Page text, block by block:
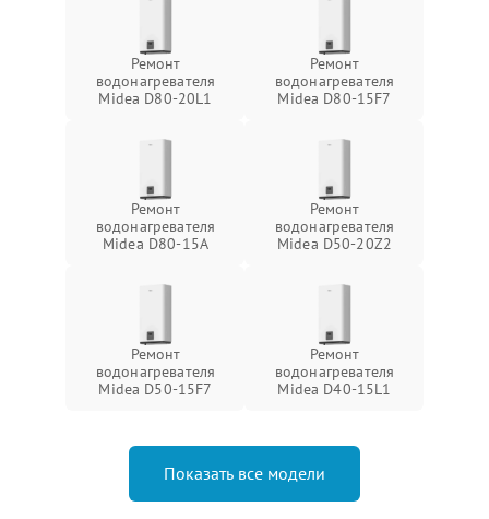
Ремонт
водонагревателя
Midea D80-20L1
Ремонт
водонагревателя
Midea D80-15F7
Ремонт
водонагревателя
Midea D80-15A
Ремонт
водонагревателя
Midea D50-20Z2
Ремонт
водонагревателя
Midea D50-15F7
Ремонт
водонагревателя
Midea D40-15L1
Показать все модели